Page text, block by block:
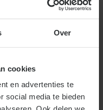
Over
cookies
en advertenties te
social media te bieden